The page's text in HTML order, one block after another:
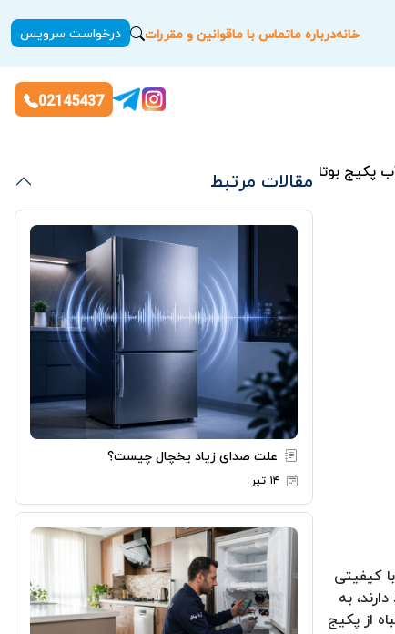
خانهدرباره ماتماس با ماقوانین و مقررات درخواست سرویس
02145437
کیفیتی
به
از پکیج
مقالات مرتبط
علت صدای زیاد یخچال چیست؟
۱۴ تیر